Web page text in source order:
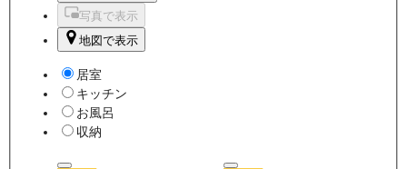
写真で表示
地図で表示
居室
キッチン
お風呂
収納